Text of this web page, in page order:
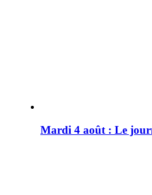
Mardi 4 août : Le